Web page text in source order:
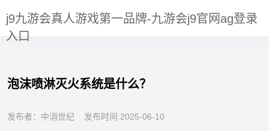
j9九游会真人游戏第一品牌-九游会j9官网ag登录
入口
PARTNERS
泡沫喷淋灭火系统是什么？
发布者：中消世纪 发布时间:2025-06-10